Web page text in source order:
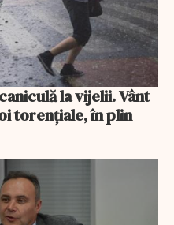
la vijelii. Vânt
torențiale, în plin